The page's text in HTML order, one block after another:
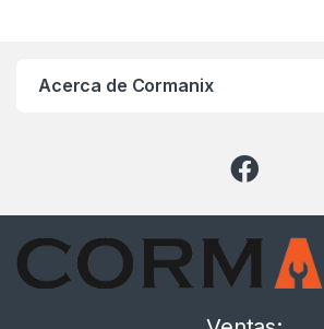
Acerca de Cormanix